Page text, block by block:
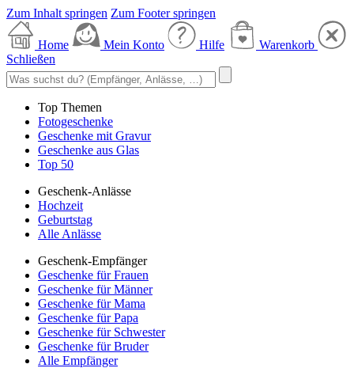
Zum Inhalt springen Zum Footer springen
Home Mein Konto Hilfe
Warenkorb
Schließen
Top Themen
Fotogeschenke
Geschenke mit Gravur
Geschenke aus Glas
Top 50
Geschenk-Anlässe
Hochzeit
Geburtstag
Alle Anlässe
Geschenk-Empfänger
Geschenke für Frauen
Geschenke für Männer
Geschenke für Mama
Geschenke für Papa
Geschenke für Schwester
Geschenke für Bruder
Alle Empfänger